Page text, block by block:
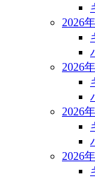
2026
2026
2026
2026